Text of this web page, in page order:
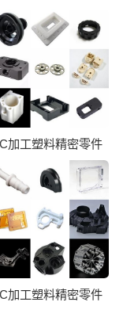
加工塑料精密零件
加工塑料精密零件